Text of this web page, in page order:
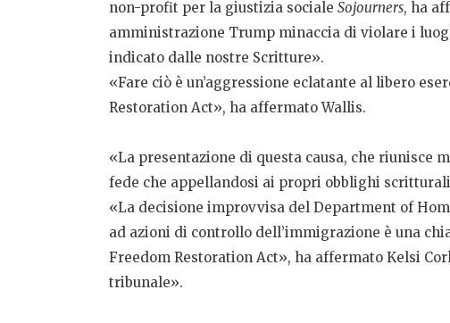
non-profit per la giustizia sociale Sojourners, ha
amministrazione Trump minaccia di violare i
indicato dalle nostre Scritture».
«Fare ciò è un’aggressione eclatante al libero
Restoration Act», ha affermato Wallis.
«La presentazione di questa causa, che riunisce
fede che appellandosi ai propri obblighi
«La decisione improvvisa del Department of
ad azioni di controllo dell’immigrazione è una
Freedom Restoration Act», ha affermato Kelsi
tribunale».